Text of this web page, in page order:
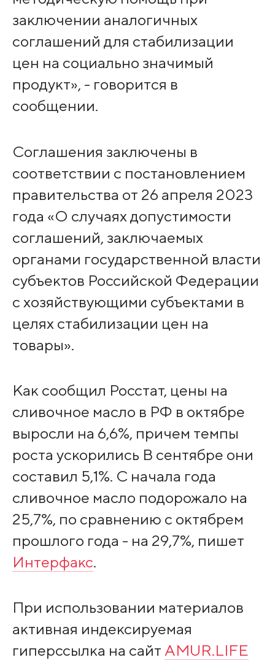
заключении аналогичных
соглашений для стабилизации
цен на социально значимый
продукт», - говорится в
сообщении.
Соглашения заключены в
соответствии с постановлением
правительства от 26 апреля 2023
года «О случаях допустимости
соглашений, заключаемых
органами государственной власти
субъектов Российской Федерации
с хозяйствующими субъектами в
целях стабилизации цен на
товары».
Как сообщил Росстат, цены на
сливочное масло в РФ в октябре
выросли на 6,6%, причем темпы
роста ускорились В сентябре они
составил 5,1%. С начала года
сливочное масло подорожало на
25,7%, по сравнению с октябрем
прошлого года - на 29,7%, пишет
Интерфакс.
При использовании материалов
активная индексируемая
гиперссылка на сайт AMUR.LIFE